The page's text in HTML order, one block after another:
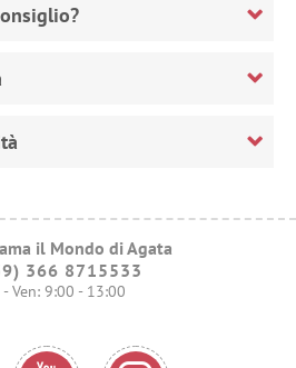
il Mondo di Agata
366 8715533
- Ven: 9:00 - 13:00